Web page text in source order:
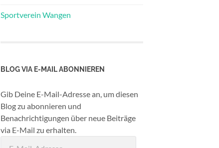
Sportverein Wangen
BLOG VIA E-MAIL ABONNIEREN
Gib Deine E-Mail-Adresse an, um diesen
Blog zu abonnieren und
Benachrichtigungen über neue Beiträge
via E-Mail zu erhalten.